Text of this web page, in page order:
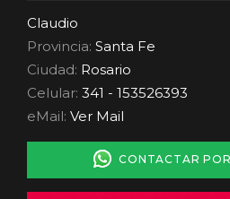
Claudio
Provincia: Santa Fe
Ciudad: Rosario
Celular: 341 - 153526393
eMail: Ver Mail
CONTACTAR